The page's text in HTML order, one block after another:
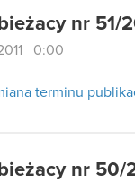
nr 51/
0:00
terminu
nr 50/